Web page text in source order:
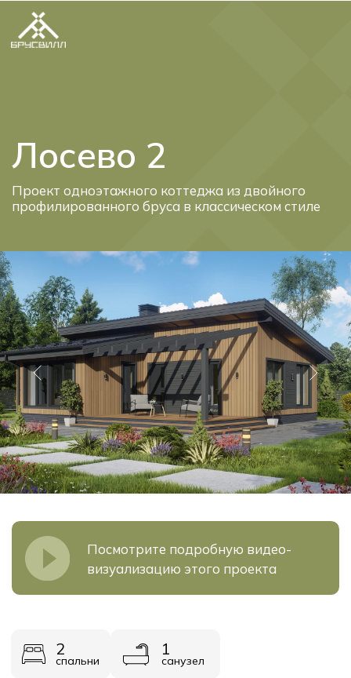
профилированного бруса в классическом стиле
2
спальни
1
санузел
1 1
1
прихожая
90 м² от 3 785 000
Посмотрите подробную видео-
визуализацию этого проекта